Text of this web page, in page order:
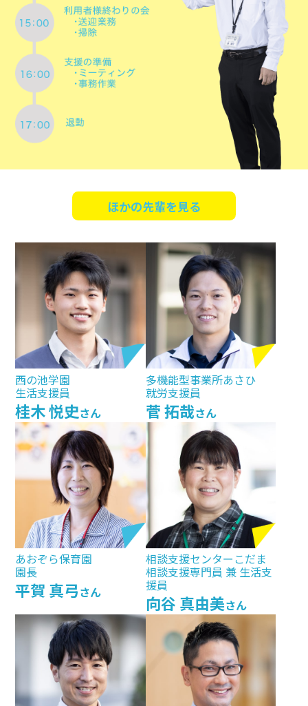
ほかの先輩を見る
西の池学園
生活支援員
桂木 悦史さん
多機能型事業所あさひ
就労支援員
菅 拓哉さん
あおぞら保育園
園⾧
平賀 真弓さん
相談支援センターこだま
相談支援専門員 兼 生活支
援員
向谷 真由美さん